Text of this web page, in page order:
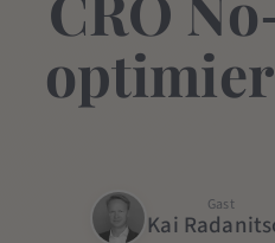
Gast
Kai